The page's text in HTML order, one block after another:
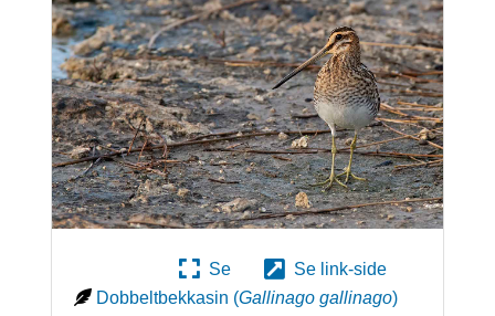
Se
Se link-side
Dobbeltbekkasin (Gallinago gallinago)